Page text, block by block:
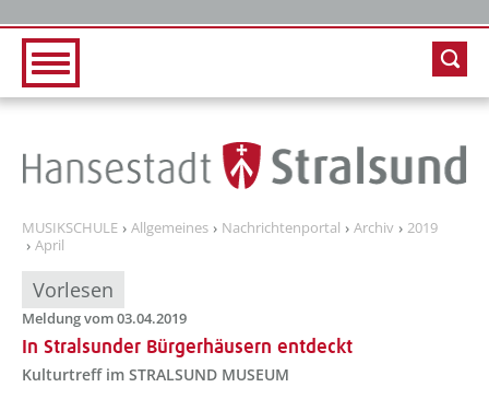
MUSIKSCHULE Allgemeines Nachrichtenportal Archiv
2019
April
Vorlesen
Meldung vom 03.04.2019
In Stralsunder Bürgerhäusern entdeckt
Kulturtreff im STRALSUND MUSEUM